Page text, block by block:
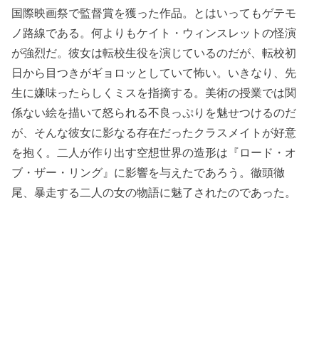
国際映画祭で監督賞を獲った作品。とはいってもゲテモ
ノ路線である。何よりもケイト・ウィンスレットの怪演
が強烈だ。彼女は転校生役を演じているのだが、転校初
日から目つきがギョロッとしていて怖い。いきなり、先
生に嫌味ったらしくミスを指摘する。美術の授業では関
係ない絵を描いて怒られる不良っぷりを魅せつけるのだ
が、そんな彼女に影なる存在だったクラスメイトが好意
を抱く。二人が作り出す空想世界の造形は『ロード・オ
ブ・ザー・リング』に影響を与えたであろう。徹頭徹
尾、暴走する二人の女の物語に魅了されたのであった。